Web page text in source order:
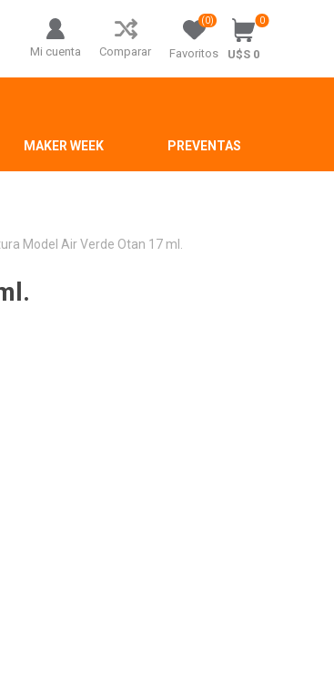
Mi cuenta Comparar Favoritos
(0) 0
U$S 0
MAKER WEEK PREVENTAS
Model Air Verde Otan 17 ml.